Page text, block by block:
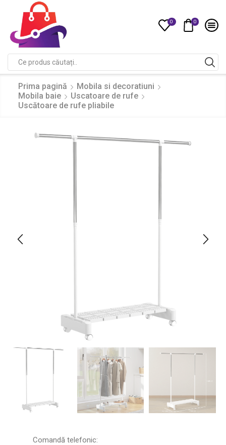
0 0
input
Prima pagină
Mobila si decoratiuni
Mobila baie
Uscatoare de rufe
Uscătoare de rufe pliabile
Comandă telefonic: